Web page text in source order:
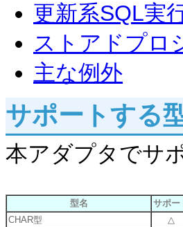
更新系SQL実
ストアドプロ
主な例外
サポートする
本アダプタでサ
型名 サポー
CHAR型
△